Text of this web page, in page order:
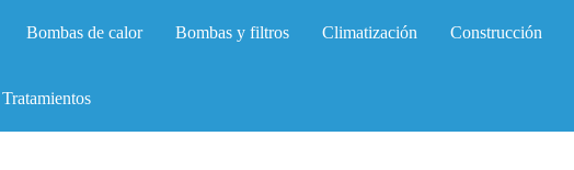
Bombas de calor Bombas y filtros Climatización Construcción
Tratamientos